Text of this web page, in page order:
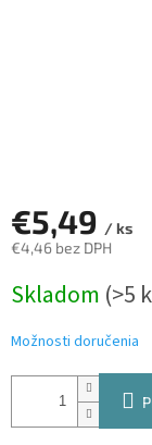
€5,49 / ks
€4,46 bez DPH
cena:
Skladom (>5
Možnosti doručenia